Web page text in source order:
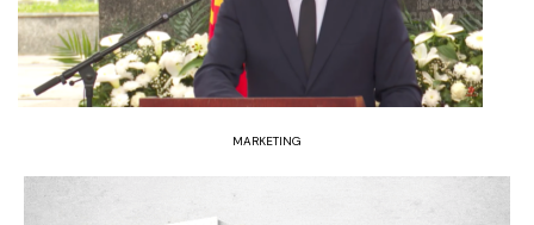
MARKETING